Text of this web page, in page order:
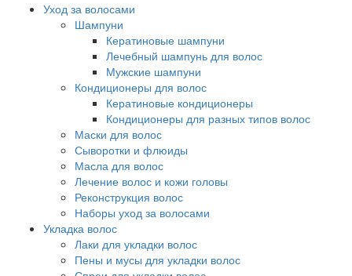
Уход за волосами
Шампуни
Кератиновые шампуни
Лечебный шампунь для волос
Мужские шампуни
Кондиционеры для волос
Кератиновые кондиционеры
Кондиционеры для разных типов волос
Маски для волос
Сыворотки и флюиды
Масла для волос
Лечение волос и кожи головы
Реконструкция волос
Наборы уход за волосами
Укладка волос
Лаки для укладки волос
Пены и мусы для укладки волос